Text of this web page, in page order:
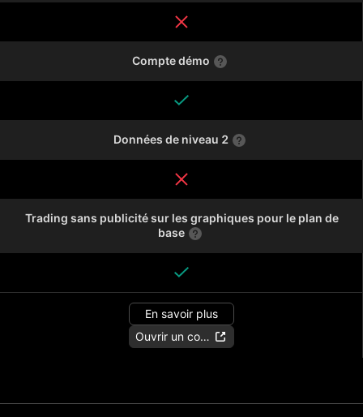
Compte démo
Données de niveau 2
Trading sans publicité sur les graphiques pour le plan de
base
En savoir plus
Ouvrir un compte